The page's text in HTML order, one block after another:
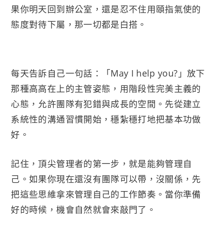
果你明天回到辦公室，還是忍不住用頤指氣使的
態度對待下屬，那一切都是白搭。
每天告訴自己一句話：「May I help you?」放下
那種高高在上的主管姿態，用階段性完美主義的
心態，允許團隊有犯錯與成長的空間。先從建立
系統性的溝通習慣開始，穩紮穩打地把基本功做
好。
記住，頂尖管理者的第一步，就是能夠管理自
己。如果你現在還沒有團隊可以帶，沒關係，先
把這些思維拿來管理自己的工作節奏。當你準備
好的時候，機會自然就會來敲門了。